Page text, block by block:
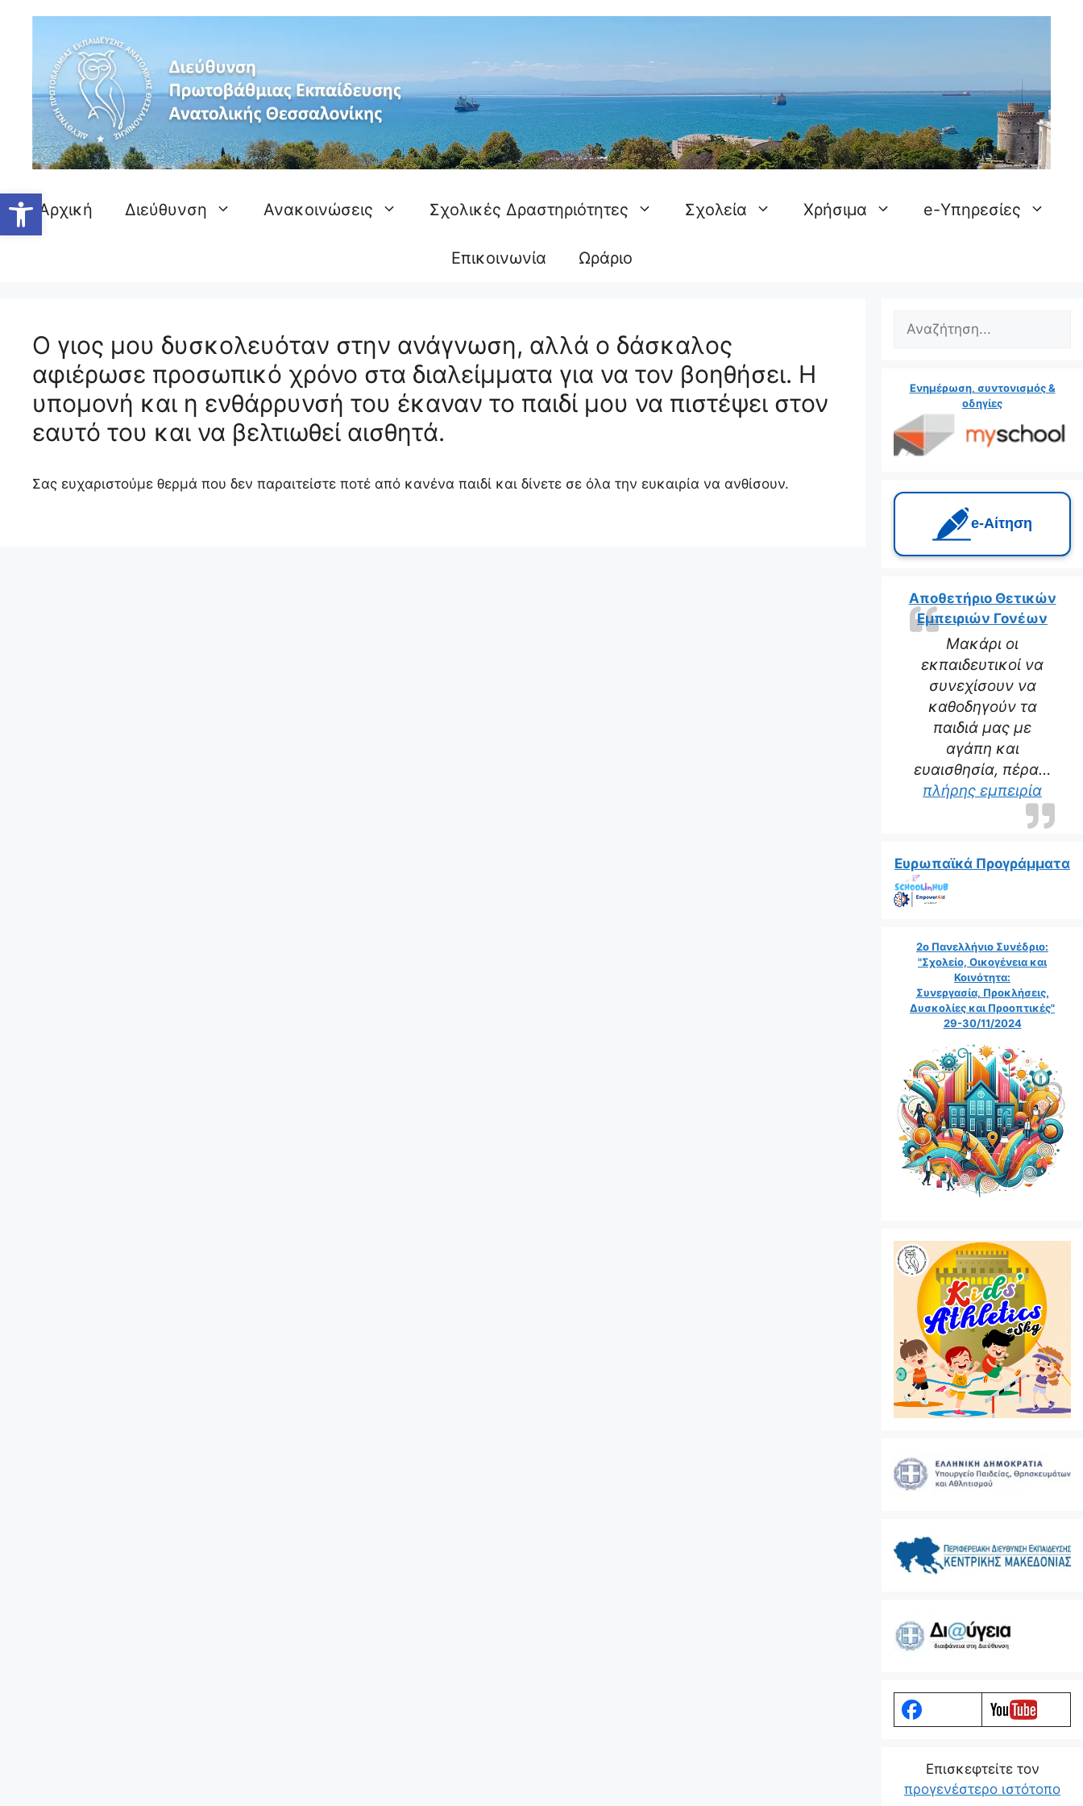
Ανοίξτε τη γραμμή εργαλείων
περιεχόμενο
Αρχική Διεύθυνση Ανακοινώσεις Σχολικές Δραστηριότητες Σχολεία Χρήσιμα e-Υπηρεσίες
Επικοινωνία Ωράριο
Ο γιος μου δυσκολευόταν στην ανάγνωση, αλλά ο δάσκαλος
αφιέρωσε προσωπικό χρόνο στα διαλείμματα για να τον βοηθήσει. Η
υπομονή και η ενθάρρυνσή του έκαναν το παιδί μου να πιστέψει στον
εαυτό του και να βελτιωθεί αισθητά.
Σας ευχαριστούμε θερμά που δεν παραιτείστε ποτέ από κανένα παιδί και δίνετε σε όλα την ευκαιρία να ανθίσουν.
Ενημέρωση, συντονισμός &
οδηγίες
e‑Αίτηση
Μακάρι οι
εκπαιδευτικοί να
συνεχίσουν να
καθοδηγούν τα
παιδιά μας με
αγάπη και
ευαισθησία, πέρα…
πλήρης εμπειρία“Η
Αποθετήριο Θετικών
Εμπειριών Γονέων
Ευρωπαϊκά Προγράμματα
2ο Πανελλήνιο Συνέδριο:
"Σχολείο, Οικογένεια και
Κοινότητα:
Συνεργασία, Προκλήσεις,
Δυσκολίες και Προοπτικές"
29-30/11/2024
Eπισκεφτείτε τον
προγενέστερο ιστότοπο